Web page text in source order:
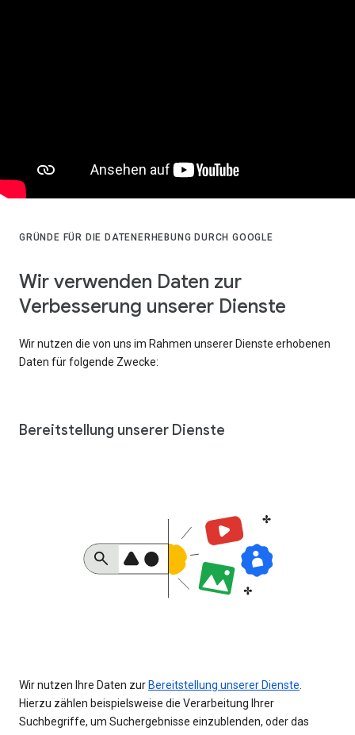
GRÜNDE FÜR DIE DATENERHEBUNG DURCH GOOGLE
Wir verwenden Daten zur
Verbesserung unserer Dienste
Wir nutzen die von uns im Rahmen unserer Dienste erhobenen
Daten für folgende Zwecke:
Bereitstellung unserer Dienste
Wir nutzen Ihre Daten zur Bereitstellung unserer Dienste
Hierzu zählen beispielsweise die Verarbeitung Ihrer
Suchbegriffe, um Suchergebnisse einzublenden, oder das